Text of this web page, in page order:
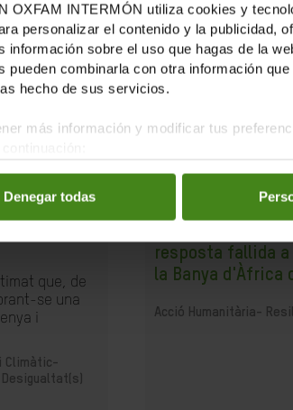
OXFAM INTERMÓN utiliza cookies y
personalizar el contenido y la publicidad,
información sobre el uso que hagas de la
pueden combinarla con otra información
hecho de sus servicios.
más información y modificar tus
Denegar todas
la
que, de
se una
i
Climàtic-
Desigualtat(s)
resposta fallida
la Banya d'Àfrica
Acció Humanitària-